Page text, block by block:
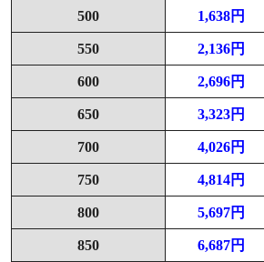
500 1,638円
550 2,136円
600 2,696円
650 3,323円
700 4,026円
750 4,814円
800 5,697円
850 6,687円